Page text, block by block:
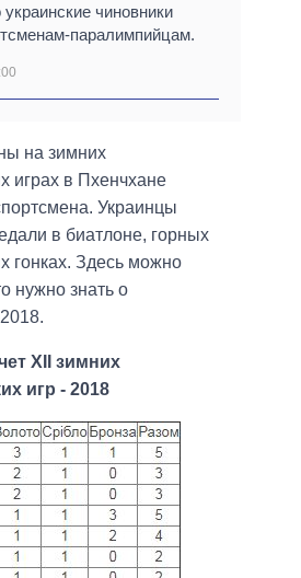
чиновники
паралимпийцам.
на зимних
играх в Пхенчхане
Украинцы
в биатлоне, горных
гонках. Здесь можно
нужно знать о
XII зимних
игр - 2018